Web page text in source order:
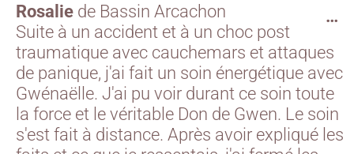
Rosalie de Bassin Arcachon
Suite à un accident et à un choc post
traumatique avec cauchemars et attaques
de panique, j'ai fait un soin énergétique avec
Gwénaëlle. J'ai pu voir durant ce soin toute
la force et le véritable Don de Gwen. Le soin
s'est fait à distance. Après avoir expliqué les
…